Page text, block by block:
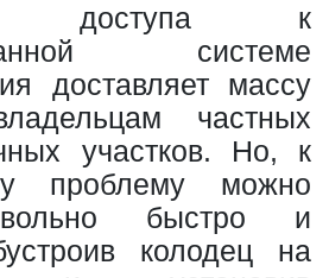
доступа к
системе
доставляет массу
частных
участков. Но, к
проблему можно
быстро и
колодец на